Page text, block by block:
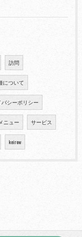
訪問
について
バシーポリシー
ニュー サービス
keirow